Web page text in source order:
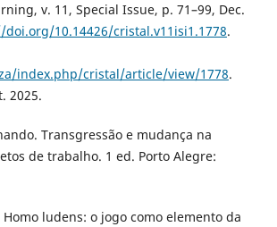
v. 11, Special Issue, p. 71–99, Dec.
10.14426/cristal.v11isi1.1778.
index.php/cristal/article/view/1778.
2025.
Transgressão e mudança na
de trabalho. 1 ed. Porto Alegre:
Homo ludens: o jogo como elemento da